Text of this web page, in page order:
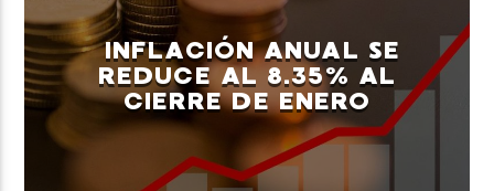
INFLACIÓN ANUAL SE
REDUCE AL 8.35% AL
CIERRE DE ENERO